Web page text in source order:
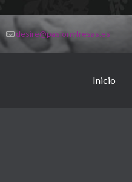
desire@pasionyfresas.es
Inicio